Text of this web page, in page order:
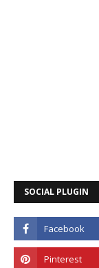
SOCIAL PLUGIN